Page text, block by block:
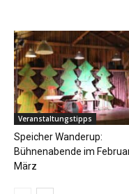
Veranstaltungstipps
Speicher Wanderup:
Bühnenabende im
März